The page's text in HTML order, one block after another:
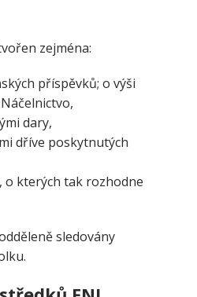
zejména:
příspěvků; o výši
dary,
dříve poskytnutých
o kterých tak rozhodne
sledovány